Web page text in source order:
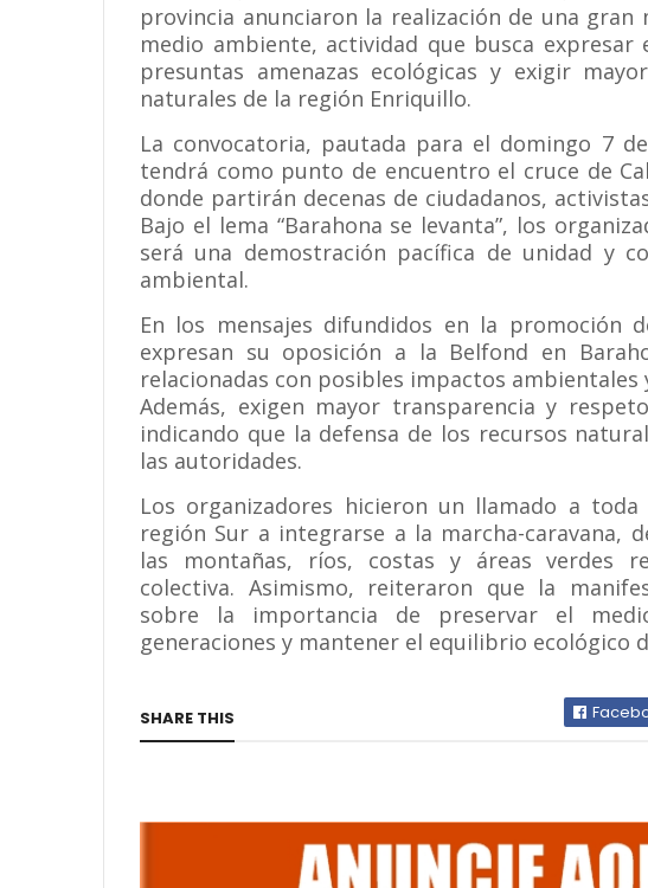
provincia anunciaron la realización de una gran
medio ambiente, actividad que busca
presuntas amenazas ecológicas y exigir
naturales de la región Enriquillo.
La convocatoria, pautada para el domingo 7
tendrá como punto de encuentro el cruce de
donde partirán decenas de ciudadanos,
Bajo el lema “Barahona se levanta”, los
será una demostración pacífica de unidad y
ambiental.
En los mensajes difundidos en la promoción
expresan su oposición a la Belfond en
relacionadas con posibles impactos
Además, exigen mayor transparencia y
indicando que la defensa de los recursos
las autoridades.
Los organizadores hicieron un llamado a
región Sur a integrarse a la marcha-caravana,
las montañas, ríos, costas y áreas verdes
colectiva. Asimismo, reiteraron que la
sobre la importancia de preservar el
generaciones y mantener el equilibrio ecológico
SHARE THIS